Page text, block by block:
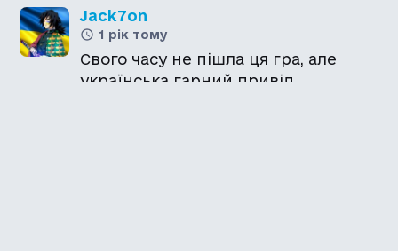
Jack7on
1 рік тому
Свого часу не пішла ця гра, але
українська гарний привід